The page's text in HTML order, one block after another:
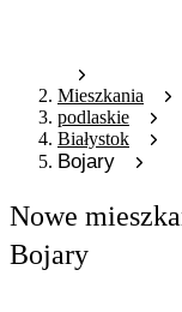
Mieszkania
podlaskie
Białystok
Bojary
Nowe
Bojary